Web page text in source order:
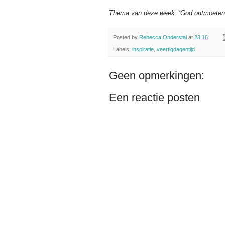
Thema van deze week: ‘God
Posted by Rebecca Onderstal at 23:16
Labels: inspiratie veertigdagentijd
Geen opmerkingen:
Een reactie posten